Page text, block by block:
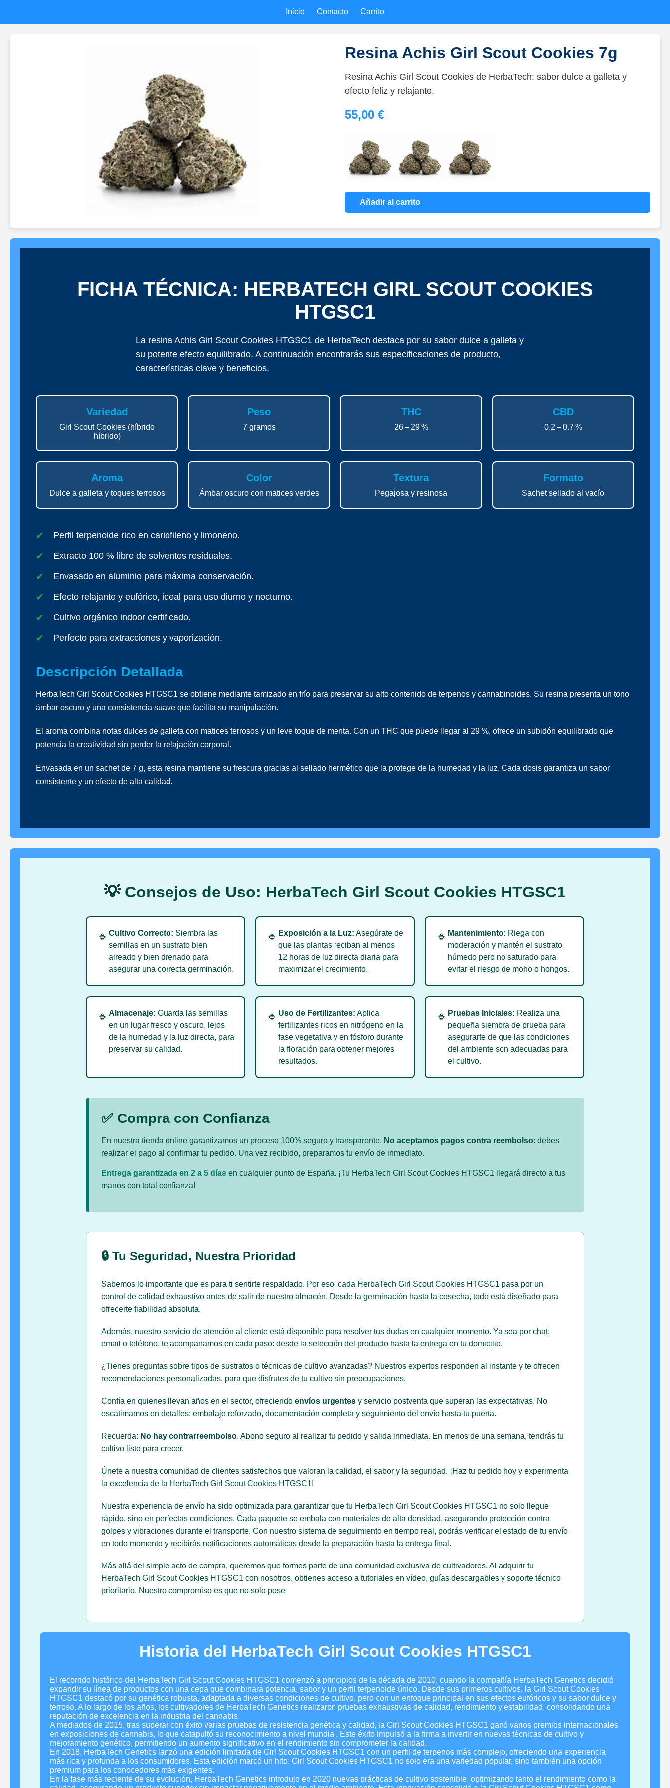
Inicio Contacto Carrito
Resina Achis Girl Scout Cookies 7g
Resina Achis Girl Scout Cookies de HerbaTech: sabor dulce a galleta y
efecto feliz y relajante.
55,00 €
Añadir al carrito
FICHA TÉCNICA: HERBATECH GIRL SCOUT COOKIES
HTGSC1
La resina Achis Girl Scout Cookies HTGSC1 de HerbaTech destaca por su sabor dulce a galleta y
su potente efecto equilibrado. A continuación encontrarás sus especificaciones de producto,
características clave y beneficios.
Variedad
Girl Scout Cookies (híbrido
híbrido)
Peso
7 gramos
THC
26 – 29 %
CBD
0.2 – 0.7 %
Aroma
Dulce a galleta y toques terrosos
Color
Ámbar oscuro con matices verdes
Textura
Pegajosa y resinosa
Formato
Sachet sellado al vacío
Perfil terpenoide rico en cariofileno y limoneno.
Extracto 100 % libre de solventes residuales.
Envasado en aluminio para máxima conservación.
Efecto relajante y eufórico, ideal para uso diurno y nocturno.
Cultivo orgánico indoor certificado.
Perfecto para extracciones y vaporización.
Descripción Detallada
HerbaTech Girl Scout Cookies HTGSC1 se obtiene mediante tamizado en frío para preservar su alto contenido de terpenos y cannabinoides. Su resina presenta un tono
ámbar oscuro y una consistencia suave que facilita su manipulación.
El aroma combina notas dulces de galleta con matices terrosos y un leve toque de menta. Con un THC que puede llegar al 29 %, ofrece un subidón equilibrado que
potencia la creatividad sin perder la relajación corporal.
Envasada en un sachet de 7 g, esta resina mantiene su frescura gracias al sellado hermético que la protege de la humedad y la luz. Cada dosis garantiza un sabor
consistente y un efecto de alta calidad.
💡 Consejos de Uso: HerbaTech Girl Scout Cookies HTGSC1
🔹 Cultivo Correcto: Siembra las
semillas en un sustrato bien
aireado y bien drenado para
asegurar una correcta germinación.
🔹 Exposición a la Luz: Asegúrate de
que las plantas reciban al menos
12 horas de luz directa diaria para
maximizar el crecimiento.
🔹 Mantenimiento: Riega con
moderación y mantén el sustrato
húmedo pero no saturado para
evitar el riesgo de moho o hongos.
🔹 Almacenaje: Guarda las semillas
en un lugar fresco y oscuro, lejos
de la humedad y la luz directa, para
preservar su calidad.
🔹 Uso de Fertilizantes: Aplica
fertilizantes ricos en nitrógeno en la
fase vegetativa y en fósforo durante
la floración para obtener mejores
resultados.
🔹 Pruebas Iniciales: Realiza una
pequeña siembra de prueba para
asegurarte de que las condiciones
del ambiente son adecuadas para
el cultivo.
✅ Compra con Confianza
En nuestra tienda online garantizamos un proceso 100% seguro y transparente. No aceptamos pagos contra reembolso: debes
realizar el pago al confirmar tu pedido. Una vez recibido, preparamos tu envío de inmediato.
Entrega garantizada en 2 a 5 días en cualquier punto de España. ¡Tu HerbaTech Girl Scout Cookies HTGSC1 llegará directo a tus
manos con total confianza!
🔒 Tu Seguridad, Nuestra Prioridad
Sabemos lo importante que es para ti sentirte respaldado. Por eso, cada HerbaTech Girl Scout Cookies HTGSC1 pasa por un
control de calidad exhaustivo antes de salir de nuestro almacén. Desde la germinación hasta la cosecha, todo está diseñado para
ofrecerte fiabilidad absoluta.
Además, nuestro servicio de atención al cliente está disponible para resolver tus dudas en cualquier momento. Ya sea por chat,
email o teléfono, te acompañamos en cada paso: desde la selección del producto hasta la entrega en tu domicilio.
¿Tienes preguntas sobre tipos de sustratos o técnicas de cultivo avanzadas? Nuestros expertos responden al instante y te ofrecen
recomendaciones personalizadas, para que disfrutes de tu cultivo sin preocupaciones.
Confía en quienes llevan años en el sector, ofreciendo envíos urgentes y servicio postventa que superan las expectativas. No
escatimamos en detalles: embalaje reforzado, documentación completa y seguimiento del envío hasta tu puerta.
Recuerda: No hay contrarreembolso. Abono seguro al realizar tu pedido y salida inmediata. En menos de una semana, tendrás tu
cultivo listo para crecer.
Únete a nuestra comunidad de clientes satisfechos que valoran la calidad, el sabor y la seguridad. ¡Haz tu pedido hoy y experimenta
la excelencia de la HerbaTech Girl Scout Cookies HTGSC1!
Nuestra experiencia de envío ha sido optimizada para garantizar que tu HerbaTech Girl Scout Cookies HTGSC1 no solo llegue
rápido, sino en perfectas condiciones. Cada paquete se embala con materiales de alta densidad, asegurando protección contra
golpes y vibraciones durante el transporte. Con nuestro sistema de seguimiento en tiempo real, podrás verificar el estado de tu envío
en todo momento y recibirás notificaciones automáticas desde la preparación hasta la entrega final.
Más allá del simple acto de compra, queremos que formes parte de una comunidad exclusiva de cultivadores. Al adquirir tu
HerbaTech Girl Scout Cookies HTGSC1 con nosotros, obtienes acceso a tutoriales en vídeo, guías descargables y soporte técnico
prioritario. Nuestro compromiso es que no solo pose
Historia del HerbaTech Girl Scout Cookies HTGSC1
El recorrido histórico del HerbaTech Girl Scout Cookies HTGSC1 comenzó a principios de la década de 2010, cuando la compañía HerbaTech Genetics decidió
expandir su línea de productos con una cepa que combinara potencia, sabor y un perfil terpenoide único. Desde sus primeros cultivos, la Girl Scout Cookies
HTGSC1 destacó por su genética robusta, adaptada a diversas condiciones de cultivo, pero con un enfoque principal en sus efectos eufóricos y su sabor dulce y
terroso. A lo largo de los años, los cultivadores de HerbaTech Genetics realizaron pruebas exhaustivas de calidad, rendimiento y estabilidad, consolidando una
reputación de excelencia en la industria del cannabis.
A mediados de 2015, tras superar con éxito varias pruebas de resistencia genética y calidad, la Girl Scout Cookies HTGSC1 ganó varios premios internacionales
en exposiciones de cannabis, lo que catapultó su reconocimiento a nivel mundial. Este éxito impulsó a la firma a invertir en nuevas técnicas de cultivo y
mejoramiento genético, permitiendo un aumento significativo en el rendimiento sin comprometer la calidad.
En 2018, HerbaTech Genetics lanzó una edición limitada de Girl Scout Cookies HTGSC1 con un perfil de terpenos más complejo, ofreciendo una experiencia
más rica y profunda a los consumidores. Esta edición marcó un hito: Girl Scout Cookies HTGSC1 no solo era una variedad popular, sino también una opción
premium para los conocedores más exigentes.
En la fase más reciente de su evolución, HerbaTech Genetics introdujo en 2020 nuevas prácticas de cultivo sostenible, optimizando tanto el rendimiento como la